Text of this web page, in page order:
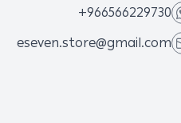
+966566229730
eseven.store@gmail.com